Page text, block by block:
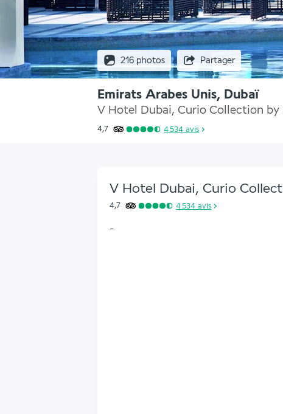
216 photos Partager
Emirats Arabes Unis, Dubaï
V Hotel Dubai, Curio Collection
4,7 4 534 avis
V Hotel Dubai, Curio
4,7 4 534 avis
-